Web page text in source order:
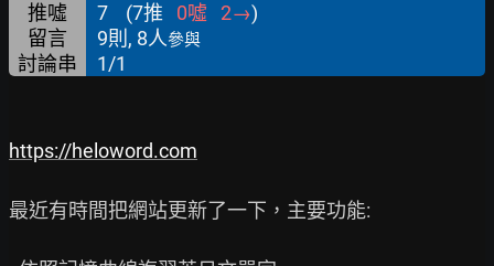
推噓 7 (7推 0噓 2→)
留言
9則, 8人參與
討論串 1/1
https://heloword.com
最近有時間把網站更新了一下，主要功能: